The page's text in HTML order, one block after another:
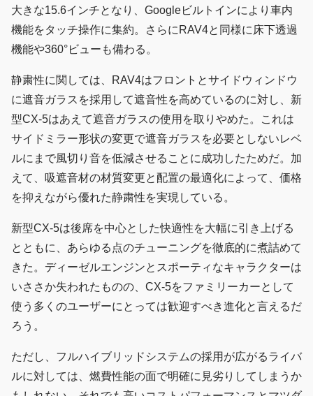
大きな15.6インチとなり、Googleビルトインにより車内
機能をタッチ操作に集約。さらにRAV4と同様に床下透過
機能や360°ビューも備わる。
静粛性に関しては、RAV4はフロントとサイドウィンドウ
に遮音ガラスを採用して遮音性を高めているのに対し、新
型CX-5はあえて遮音ガラスの使用を取りやめた。これは
サイドミラー形状の変更で遮音ガラスを必要としないレベ
ルにまで風切り音を低減させることに成功したためだ。加
えて、吸遮音材の材質変更と配置の最適化によって、価格
を抑えながら優れた静粛性を実現している。
新型CX-5は後席を中心とした快適性を大幅に引き上げる
とともに、あらゆる点のチューニングを徹底的に煮詰めて
きた。ディーゼルエンジンとスポーティなキャラクターは
いささか失われたものの、CX-5をファミリーカーとして
使う多くのユーザーにとっては歓迎すべき進化と言えるだ
ろう。
ただし、フルハイブリッドシステムの採用が広がるライバ
ルに対しては、燃費性能の面で明確に見劣りしてしまうか